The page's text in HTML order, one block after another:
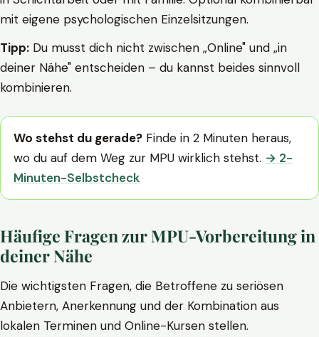
mit eigene psychologischen Einzelsitzungen.
Tipp: Du musst dich nicht zwischen „Online" und „in
deiner Nähe" entscheiden – du kannst beides sinnvoll
kombinieren.
Wo stehst du gerade? Finde in 2 Minuten heraus,
wo du auf dem Weg zur MPU wirklich stehst. → 2-
Minuten-Selbstcheck
Häufige Fragen zur MPU-Vorbereitung in
deiner Nähe
Die wichtigsten Fragen, die Betroffene zu seriösen
Anbietern, Anerkennung und der Kombination aus
lokalen Terminen und Online-Kursen stellen.